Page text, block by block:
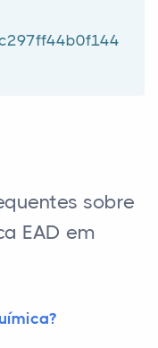
sobre
EAD em